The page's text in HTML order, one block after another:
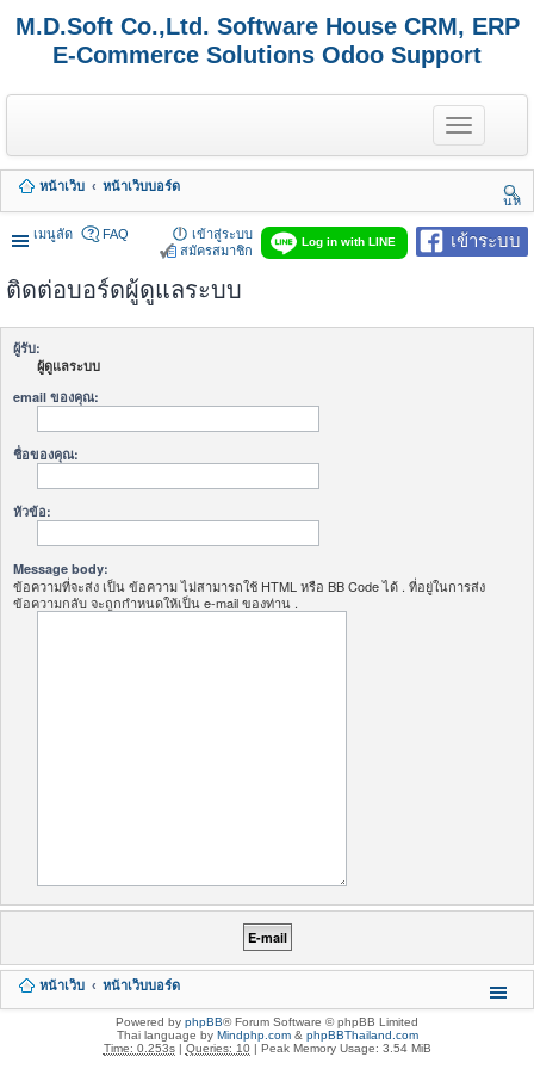
M.D.Soft Co.,Ltd. Software House CRM, ERP
E-Commerce Solutions Odoo Support
T
o
g
e
n
a
หน้าเว็บ
หน้าเว็บบอร์ด
นห
า
เมนูลัด
เข้าระบบ
Log in with LINE
FAQ
เข้าสู่ระบบ
สมัครสมาชิก
ติดต่อบอร์ดผู้ดูแลระบบ
ผู้รับ:
ผู้ดูแลระบบ
email ของคุณ:
ชื่อของคุณ:
หัวข้อ:
Message body:
ข้อความที่จะส่ง เป็น ข้อความ ไม่สามารถใช้ HTML หรือ BB Code ได้ . ที่อยู่ในการส่ง
ข้อความกลับ จะถูกกำหนดให้เป็น e-mail ของท่าน .
หน้าเว็บ หน้าเว็บบอร์ด
Powered by phpBB® Forum Software © phpBB Limited
Thai language by Mindphp.com& phpBBThailand.com
Time: 0.253s| Queries: 10| Peak Memory Usage: 3.54 MiB